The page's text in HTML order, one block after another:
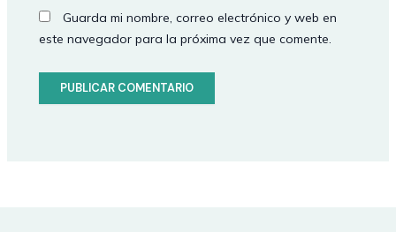
Guarda mi nombre, correo electrónico y web en
este navegador para la próxima vez que comente.